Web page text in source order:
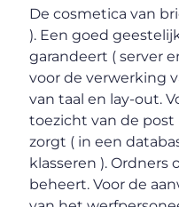
De cosmetica van
). Een goed
garandeert ( server
voor de verwerking
van taal en lay-out.
toezicht van de
zorgt ( in een
klasseren ).
beheert. Voor de